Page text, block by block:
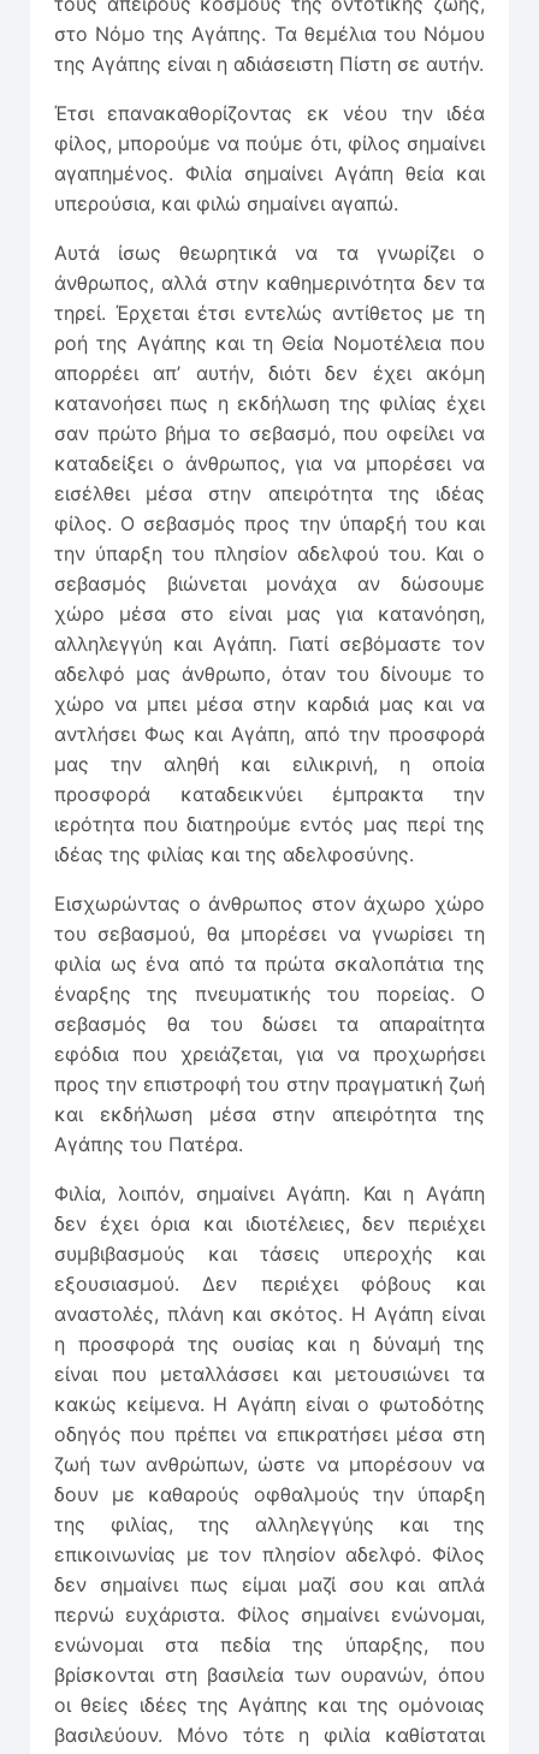
στο Νόμο της Αγάπης. Τα θεμέλια του Νόμου
της Αγάπης είναι η αδιάσειστη Πίστη σε αυτήν.
Έτσι επανακαθορίζοντας εκ νέου την ιδέα
φίλος, μπορούμε να πούμε ότι, φίλος σημαίνει
αγαπημένος. Φιλία σημαίνει Αγάπη θεία και
υπερούσια, και φιλώ σημαίνει αγαπώ.
Αυτά ίσως θεωρητικά να τα γνωρίζει ο
άνθρωπος, αλλά στην καθημερινότητα δεν τα
τηρεί. Έρχεται έτσι εντελώς αντίθετος με τη
ροή της Αγάπης και τη Θεία Νομοτέλεια που
απορρέει απ’ αυτήν, διότι δεν έχει ακόμη
κατανοήσει πως η εκδήλωση της φιλίας έχει
σαν πρώτο βήμα το σεβασμό, που οφείλει να
καταδείξει ο άνθρωπος, για να μπορέσει να
εισέλθει μέσα στην απειρότητα της ιδέας
φίλος. Ο σεβασμός προς την ύπαρξή του και
την ύπαρξη του πλησίον αδελφού του. Και ο
σεβασμός βιώνεται μονάχα αν δώσουμε
χώρο μέσα στο είναι μας για κατανόηση,
αλληλεγγύη και Αγάπη. Γιατί σεβόμαστε τον
αδελφό μας άνθρωπο, όταν του δίνουμε το
χώρο να μπει μέσα στην καρδιά μας και να
αντλήσει Φως και Αγάπη, από την προσφορά
μας την αληθή και ειλικρινή, η οποία
προσφορά καταδεικνύει έμπρακτα την
ιερότητα που διατηρούμε εντός μας περί της
ιδέας της φιλίας και της αδελφοσύνης.
Εισχωρώντας ο άνθρωπος στον άχωρο χώρο
του σεβασμού, θα μπορέσει να γνωρίσει τη
φιλία ως ένα από τα πρώτα σκαλοπάτια της
έναρξης της πνευματικής του πορείας. Ο
σεβασμός θα του δώσει τα απαραίτητα
εφόδια που χρειάζεται, για να προχωρήσει
προς την επιστροφή του στην πραγματική ζωή
και εκδήλωση μέσα στην απειρότητα της
Αγάπης του Πατέρα.
Φιλία, λοιπόν, σημαίνει Αγάπη. Και η Αγάπη
δεν έχει όρια και ιδιοτέλειες, δεν περιέχει
συμβιβασμούς και τάσεις υπεροχής και
εξουσιασμού. Δεν περιέχει φόβους και
αναστολές, πλάνη και σκότος. Η Αγάπη είναι
η προσφορά της ουσίας και η δύναμή της
είναι που μεταλλάσσει και μετουσιώνει τα
κακώς κείμενα. Η Αγάπη είναι ο φωτοδότης
οδηγός που πρέπει να επικρατήσει μέσα στη
ζωή των ανθρώπων, ώστε να μπορέσουν να
δουν με καθαρούς οφθαλμούς την ύπαρξη
της φιλίας, της αλληλεγγύης και της
επικοινωνίας με τον πλησίον αδελφό. Φίλος
δεν σημαίνει πως είμαι μαζί σου και απλά
περνώ ευχάριστα. Φίλος σημαίνει ενώνομαι,
ενώνομαι στα πεδία της ύπαρξης, που
βρίσκονται στη βασιλεία των ουρανών, όπου
οι θείες ιδέες της Αγάπης και της ομόνοιας
βασιλεύουν. Μόνο τότε η φιλία καθίσταται